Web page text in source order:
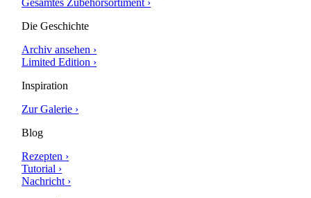
Gesamtes Zubehörsortiment ›
Die Geschichte
Archiv ansehen ›
Limited Edition ›
Inspiration
Zur Galerie ›
Blog
Rezepten ›
Tutorial ›
Nachricht ›